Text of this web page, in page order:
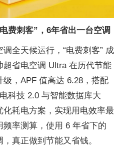
费刺客”，6年省出一台空调
全天候运行，“电费刺客” 成
超省电空调 Ultra 在历代节能
，APF 值高达 6.28，搭配
科技 2.0 与智能数据库大
化耗电方案，实现用电效率最
率测算，使用 6 年省下的
，真正做到节能又省钱。